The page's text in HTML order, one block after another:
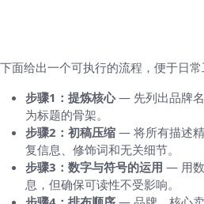
下面给出一个可执行的流程，便于日常
步骤1：提炼核心— 先列出品牌名
为标题的骨架。
步骤2：初稿压缩 — 将所有描述
复信息、修饰词和无关细节。
步骤3：数字与符号的运用 — 用数
息，但确保可读性不受影响。